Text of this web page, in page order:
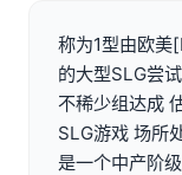
称为1型由欧美
的大型SLG尝
不稀少组达成
SLG游戏 场所
是一个中产阶